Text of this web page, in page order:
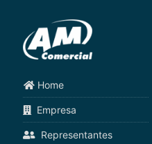
Home
Empresa
Representantes